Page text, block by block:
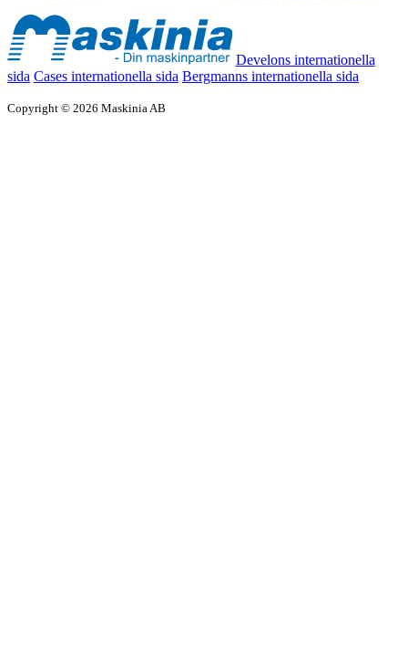
Develons internationella
sida Cases internationella sida Bergmanns internationella sida
Copyright © 2026 Maskinia AB